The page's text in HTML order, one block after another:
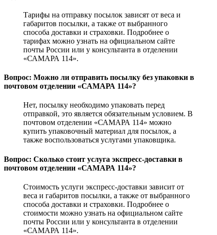
Тарифы на отправку посылок зависят от веса и
габаритов посылки, а также от выбранного
способа доставки и страховки. Подробнее о
тарифах можно узнать на официальном сайте
почты России или у консультанта в отделении
«САМАРА 114».
Вопрос: Можно ли отправить посылку без упаковки в
почтовом отделении «САМАРА 114»?
Нет, посылку необходимо упаковать перед
отправкой, это является обязательным условием. В
почтовом отделении «САМАРА 114» можно
купить упаковочный материал для посылок, а
также воспользоваться услугами упаковщика.
Вопрос: Сколько стоит услуга экспресс-доставки в
почтовом отделении «САМАРА 114»?
Стоимость услуги экспресс-доставки зависит от
веса и габаритов посылки, а также от выбранного
способа доставки и страховки. Подробнее о
стоимости можно узнать на официальном сайте
почты России или у консультанта в отделении
«САМАРА 114».